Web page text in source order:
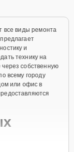
все виды ремонта
и
технику на
собственную
всему городу
или офис в